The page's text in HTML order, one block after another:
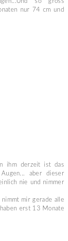
nur 74 cm und
ihm derzeit ist das
aber dieser
nie und nimmer
mir gerade alle
erst 13 Monate